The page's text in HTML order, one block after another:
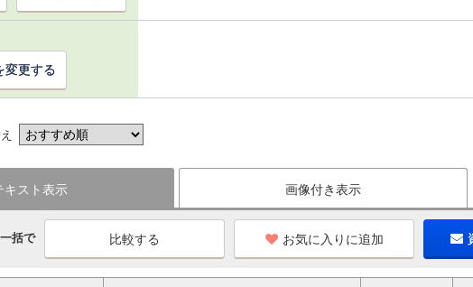
変更する
キスト表示 画像付き表示
括で お気に入りに追加